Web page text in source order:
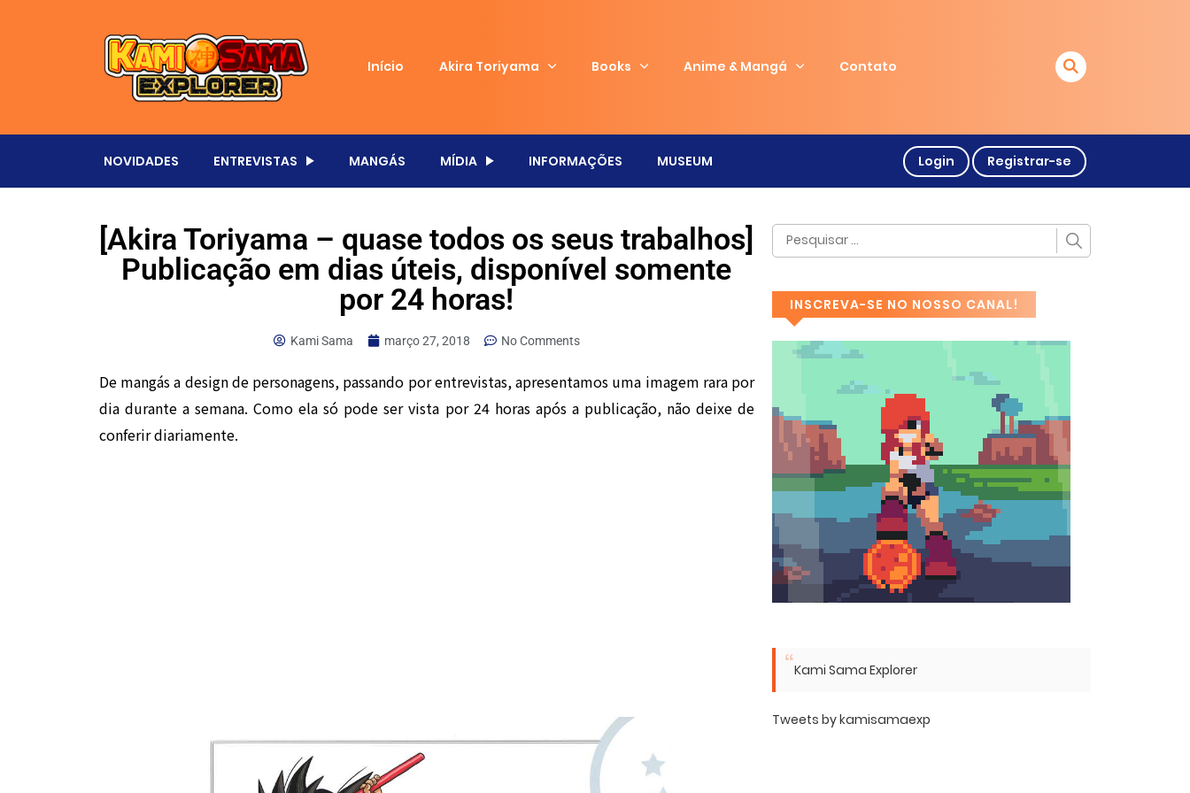
Início Akira Toriyama Books Anime & Mangá Contato
NOVIDADES ENTREVISTAS MANGÁS MÍDIA INFORMAÇÕES MUSEUM Login Registrar-se
[Akira Toriyama – quase todos os seus trabalhos]
Publicação em dias úteis, disponível somente
por 24 horas!
Kami Sama março 27, 2018 No Comments
De mangás a design de personagens, passando por entrevistas, apresentamos uma imagem rara por
dia durante a semana. Como ela só pode ser vista por 24 horas após a publicação, não deixe de
conferir diariamente.
INSCREVA-SE NO NOSSO CANAL!
Kami Sama Explorer
Tweets by kamisamaexp